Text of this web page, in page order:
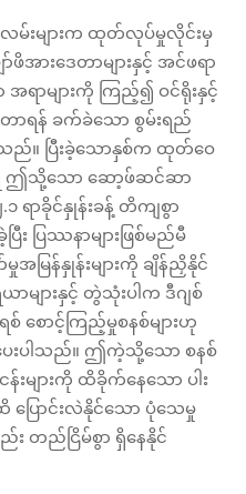
းများက ထုတ်လုပ်မှုလိုင်းမှ
အားဒေတာများနှင့် အင်ဖရာ
ရာများကို ကြည့်၍ ဝင်ရိုးနှင့်
ာရန် ခက်ခဲသော စွမ်းရည်
။ ပြီးခဲ့သောနှစ်က ထုတ်ဝေ
ဤသို့သော ဆော့ဖ်ဆင်ဆာ
ရာခိုင်နှုန်းခန့် တိကျစွာ
း ပြဿနာများဖြစ်မည်မီ
မြန်နှုန်းများကို ချိန်ညှိနိုင်
များနှင့် တွဲသုံးပါက ဒီဂျစ်
ောင့်ကြည့်မှုစနစ်များဟု
ပေးပါသည်။ ဤကဲ့သို့သော စနစ်
များကို ထိခိုက်နေသော ပါး
ပြောင်းလဲနိုင်သော ပုံသေမှု
း တည်ငြိမ်စွာ ရှိနေနိုင်